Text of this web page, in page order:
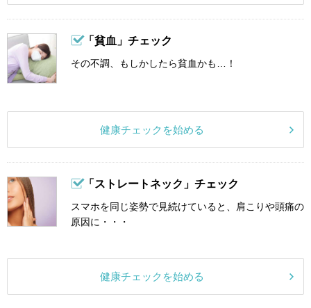
「貧血」チェック
その不調、もしかしたら貧血かも…！
健康チェックを始める
「ストレートネック」チェック
スマホを同じ姿勢で見続けていると、肩こりや頭痛の
原因に・・・
健康チェックを始める